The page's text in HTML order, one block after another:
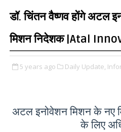
डॉ. चिंतन वैष्णव होंगे अटल
मिशन निदेशक |Atal
5 years ago Daily Update,
अटल इनोवेशन मिशन के नए
के लिए